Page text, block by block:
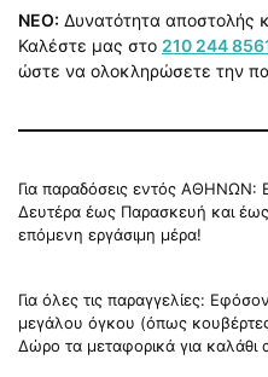
NEO: Δυνατότητα αποστολής
Καλέστε μας στο 210 244
ώστε να ολοκληρώσετε την
Για παραδόσεις εντός ΑΘΗΝΩΝ:
Δευτέρα έως Παρασκευή και
επόμενη εργάσιμη μέρα!
Για όλες τις παραγγελίες:
μεγάλου όγκου (όπως
Δώρο τα μεταφορικά για